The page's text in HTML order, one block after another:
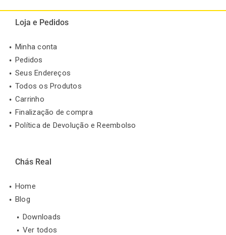
Loja e Pedidos
Minha conta
Pedidos
Seus Endereços
Todos os Produtos
Carrinho
Finalização de compra
Política de Devolução e Reembolso
Chás Real
Home
Blog
Downloads
Ver todos